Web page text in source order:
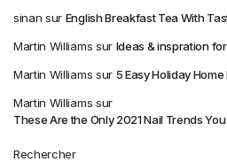
sinan sur English Breakfast Tea With
Martin Williams sur Ideas & inspration
Martin Williams sur 5 Easy Holiday
Martin Williams sur
These Are the Only 2021 Nail Trends
Rechercher